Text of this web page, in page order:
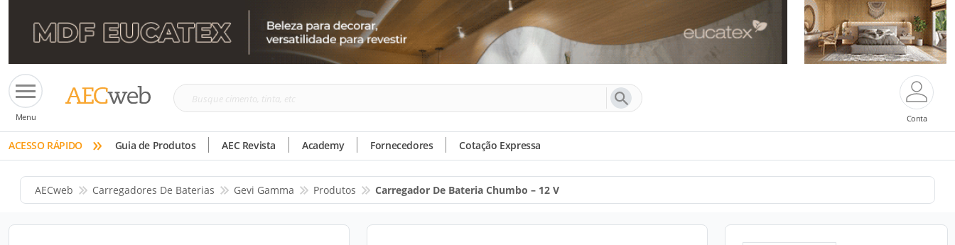
Menu
Busque
tinta,
etc
Conta
ACESSO RÁPIDO » Guia de Produtos AEC Revista Academy Fornecedores Cotação Expressa
AECweb Carregadores De Baterias Gevi Gamma Produtos Carregador De Bateria Chumbo – 12 V